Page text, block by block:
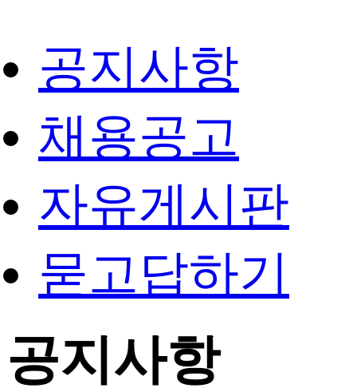
공지사항
채용공고
자유게시판
묻고답하기
공지사항